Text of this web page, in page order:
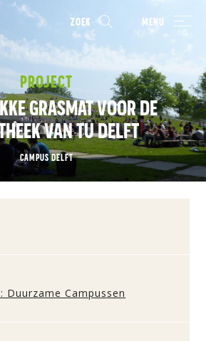
ZOEK MENU
PROJECT
GRASMAT VOOR DE
VAN TU DELFT
CAMPUS DELFT
Duurzame Campussen